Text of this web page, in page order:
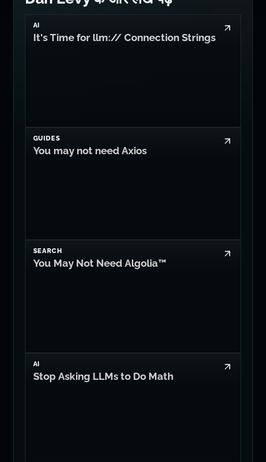
AI
It's Time for llm:// Connection Strings
GUIDES
You may not need Axios
SEARCH
You May Not Need Algolia™
AI
Stop Asking LLMs to Do Math